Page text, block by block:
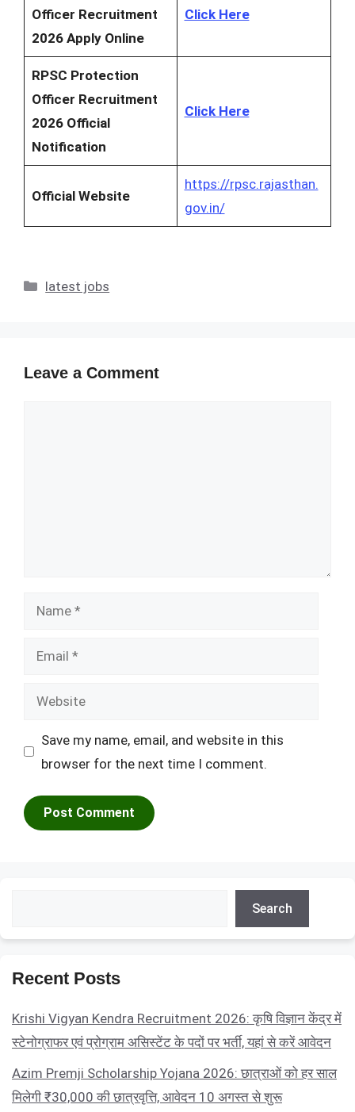
Officer Recruitment
2026 Apply Online
Click Here
RPSC Protection
Officer Recruitment
2026 Official
Notification
Click Here
Official Website
https://rpsc.rajasthan.
gov.in/
Categories
latest jobs
Leave a Comment
Name
Email
Website
Save my name, email, and website in this
browser for the next time I comment.
Search
Recent Posts
Krishi Vigyan Kendra Recruitment 2026: कृषि विज्ञान केंद्र में
स्टेनोग्राफर एवं प्रोग्राम असिस्टेंट के पदों पर भर्ती, यहां से करें आवेदन
Azim Premji Scholarship Yojana 2026: छात्राओं को हर साल
मिलेगी ₹30,000 की छात्रवृत्ति, आवेदन 10 अगस्त से शुरू